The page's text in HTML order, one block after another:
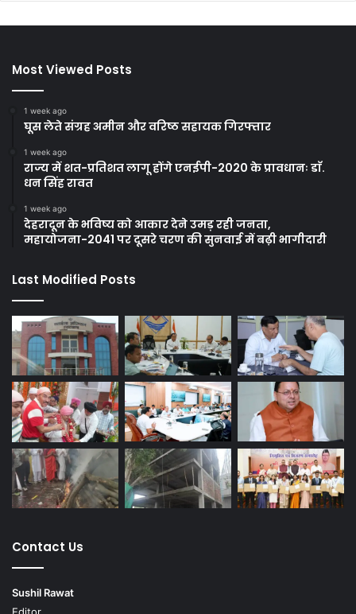
Most Viewed Posts
1 week ago
घूस लेते संग्रह अमीन और वरिष्ठ सहायक गिरफ्तार
1 week ago
राज्य में शत-प्रतिशत लागू होंगे एनईपी-2020 के प्रावधानः डाॅ.
धन सिंह रावत
1 week ago
देहरादून के भविष्य को आकार देने उमड़ रही जनता,
महायोजना-2041 पर दूसरे चरण की सुनवाई में बढ़ी भागीदारी
Last Modified Posts
Contact Us
Sushil Rawat